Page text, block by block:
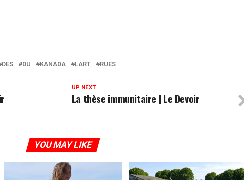
DES DU KANADA LART RUES
UP NEXT
La thèse immunitaire | Le Devoir
YOU MAY LIKE